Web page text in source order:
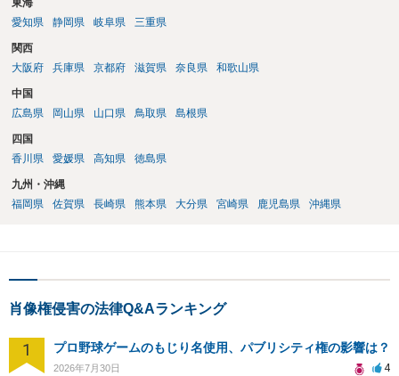
東海
愛知県
静岡県 岐阜県 三重県
関西
大阪府
兵庫県 京都府 滋賀県 奈良県 和歌山県
中国
広島県
岡山県 山口県 鳥取県 島根県
四国
香川県
愛媛県 高知県 徳島県
九州・沖縄
福岡県
佐賀県 長崎県 熊本県 大分県 宮崎県 鹿児島県 沖縄県
肖像権侵害の法律Q&Aランキング
1 プロ野球ゲームのもじり名使用、パブリシティ権の影響は？
2026年7月30日 4